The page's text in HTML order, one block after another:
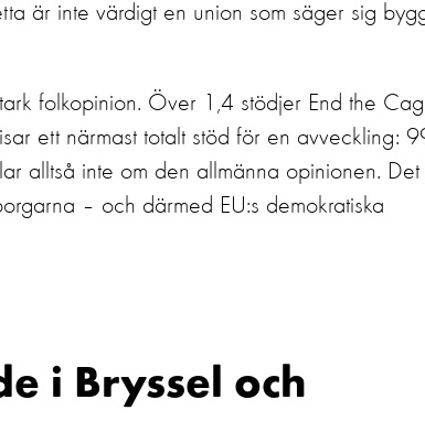
är inte värdigt en union som säger sig
folkopinion. Över 1,4 stödjer End the
ett närmast totalt stöd för en avveckling:
alltså inte om den allmänna opinionen. Det
– och därmed EU:s demokratiska
i Bryssel och